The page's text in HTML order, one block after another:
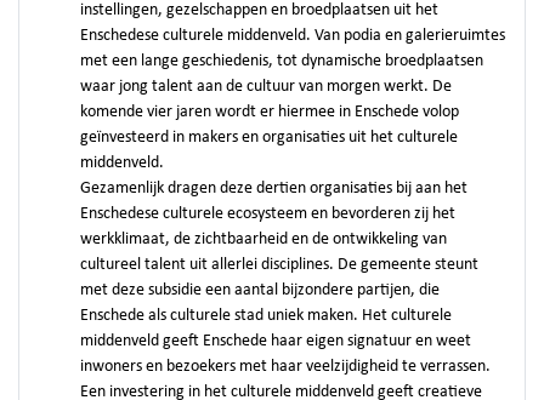
instellingen, gezelschappen en broedplaatsen uit het
Enschedese culturele middenveld. Van podia en galerieruimtes
met een lange geschiedenis, tot dynamische broedplaatsen
waar jong talent aan de cultuur van morgen werkt. De
komende vier jaren wordt er hiermee in Enschede volop
geïnvesteerd in makers en organisaties uit het culturele
middenveld.
Gezamenlijk dragen deze dertien organisaties bij aan het
Enschedese culturele ecosysteem en bevorderen zij het
werkklimaat, de zichtbaarheid en de ontwikkeling van
cultureel talent uit allerlei disciplines. De gemeente steunt
met deze subsidie een aantal bijzondere partijen, die
Enschede als culturele stad uniek maken. Het culturele
middenveld geeft Enschede haar eigen signatuur en weet
inwoners en bezoekers met haar veelzijdigheid te verrassen.
Een investering in het culturele middenveld geeft creatieve